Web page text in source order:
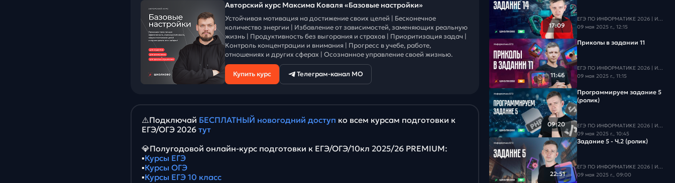
Авторский курс Максима Коваля «Базовые настройки»
Устойчивая мотивация на достижение своих целей | Бесконечное
количество энергии | Избавление от зависимостей, заменяющих реальную
жизнь | Продуктивность без выгорания и страхов | Приоритизация задач |
Контроль концентрации и внимания | Прогресс в учебе, работе,
отношениях и других сферах | Осознанное управление своей жизнью.
Купить курс Телеграм-канал МО
⚠️Подключай БЕСПЛАТНЫЙ новогодний доступ ко всем курсам подготовки к
ЕГЭ/ОГЭ 2026 тут
💎Полугодовой онлайн-курс подготовки к ЕГЭ/ОГЭ/10кл 2025/26 PREMIUM:
▪️Курсы ЕГЭ
▪️Курсы ОГЭ
▪️Курсы ЕГЭ 10 класс
17:09
ЕГЭ ПО ИНФОРМАТИКЕ 2026 | Информатика с БУ
09 мая 2025 г., 12:15
11:46
Приколы в задании 11
ЕГЭ ПО ИНФОРМАТИКЕ 2026 | Информатика с БУ
09 мая 2025 г., 11:15
09:20
Программируем задание 5
(ролик)
ЕГЭ ПО ИНФОРМАТИКЕ 2026 | Информатика с БУ
09 мая 2025 г., 10:45
22:51
Задание 5 - Ч.2 (ролик)
ЕГЭ ПО ИНФОРМАТИКЕ 2026 | Информатика с БУ
09 мая 2025 г., 09:00